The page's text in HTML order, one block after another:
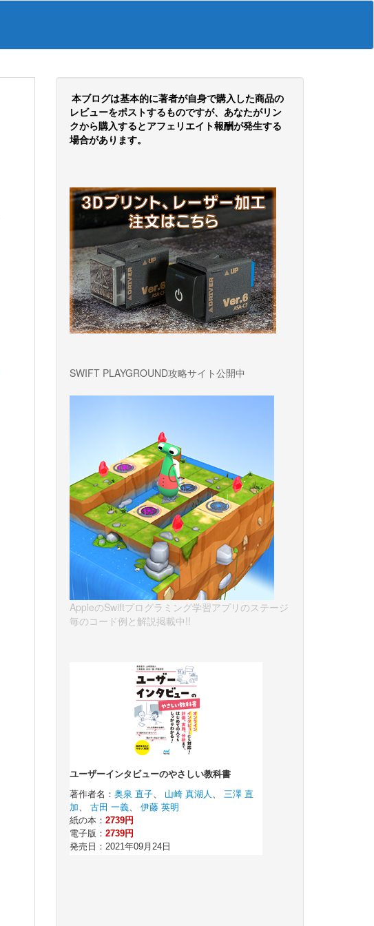
本ブログは基本的に著者が自身で購入した商品の
レビューをポストするものですが、あなたがリン
クから購入するとアフェリエイト報酬が発生する
場合があります。
SWIFT PLAYGROUND攻略サイト公開中
AppleのSwiftプログラミング学習アプリのステージ
毎のコード例と解説掲載中!!